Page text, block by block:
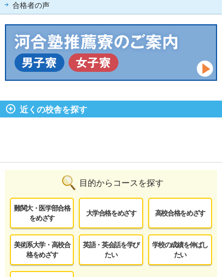
合格者の声
近くの校舎を探す
目的からコースを探す
難関大・医学部合格
をめざす
大学合格をめざす 高校合格をめざす
美術系大学・高校合
格をめざす
英語・英会話を学び
たい
学校の成績を伸ばし
たい